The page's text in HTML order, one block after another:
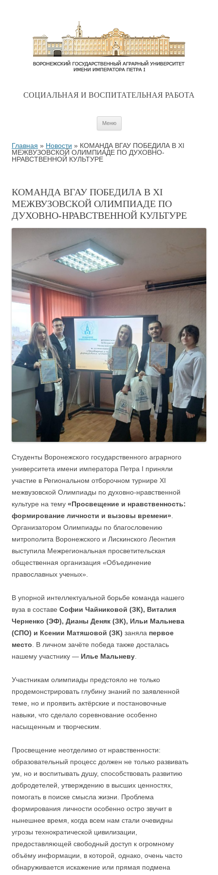
CОЦИАЛЬНАЯ И ВОСПИТАТЕЛЬНАЯ РАБОТА
Меню
Главная » Новости » КОМАНДА ВГАУ ПОБЕДИЛА В XI
МЕЖВУЗОВСКОЙ ОЛИМПИАДЕ ПО ДУХОВНО-
НРАВСТВЕННОЙ КУЛЬТУРЕ
КОМАНДА ВГАУ ПОБЕДИЛА В XI
МЕЖВУЗОВСКОЙ ОЛИМПИАДЕ ПО
ДУХОВНО-НРАВСТВЕННОЙ КУЛЬТУРЕ
Студенты Воронежского государственного аграрного
университета имени императора Петра I приняли
участие в Региональном отборочном турнире XI
межвузовской Олимпиады по духовно-нравственной
культуре на тему «Просвещение и нравственность:
формирование личности и вызовы времени»
Организатором Олимпиады по благословению
митрополита Воронежского и Лискинского Леонтия
выступила Межрегиональная просветительская
общественная организация «Объединение
православных ученых».
В упорной интеллектуальной борьбе команда нашего
вуза в составе Софии Чайниковой (ЗК), Виталия
Черненко (ЭФ), Дианы Деняк (ЗК), Ильи Мальнева
(СПО) и Ксении Матяшовой (ЗК) заняла первое
место . В личном зачёте победа также досталась
нашему участнику — Илье Мальневу
Участникам олимпиады предстояло не только
продемонстрировать глубину знаний по заявленной
теме, но и проявить актёрские и постановочные
навыки, что сделало соревнование особенно
насыщенным и творческим.
Просвещение неотделимо от нравственности:
образовательный процесс должен не только развивать
ум, но и воспитывать душу, способствовать развитию
добродетелей, утверждению в высших ценностях,
помогать в поиске смысла жизни. Проблема
формирования личности особенно остро звучит в
нынешнее время, когда всем нам стали очевидны
угрозы технократической цивилизации,
предоставляющей свободный доступ к огромному
объёму информации, в которой, однако, очень часто
обнаруживается искажение или прямая подмена